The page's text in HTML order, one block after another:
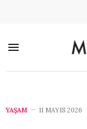
YAŞAM 11 MAYIS 2026